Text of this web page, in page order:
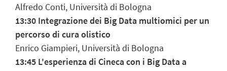
Alfredo Conti, Università di Bologna
13:30 Integrazione dei Big Data multiomici per un
percorso di cura olistico
Enrico Giampieri, Università di Bologna
13:45 L'esperienza di Cineca con i Big Data a